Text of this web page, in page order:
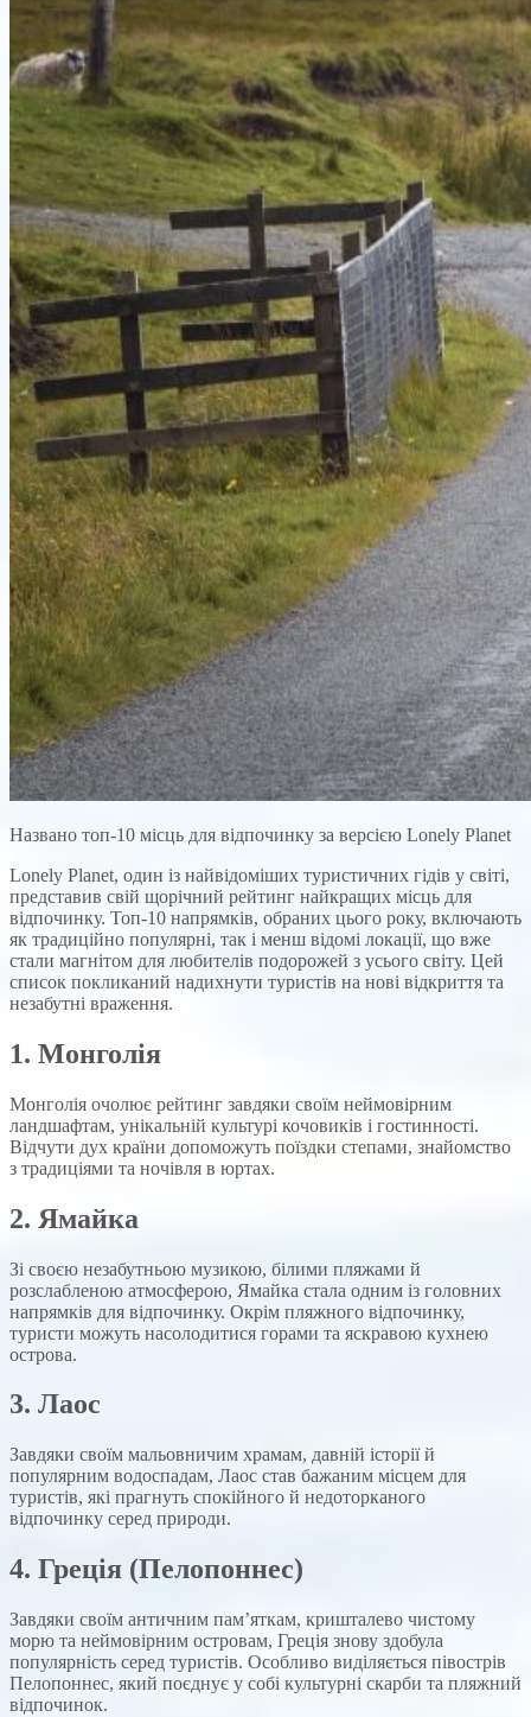
Названо топ-10 місць для відпочинку за версією Lonely Planet
Lonely Planet, один із найвідоміших туристичних гідів у світі,
представив свій щорічний рейтинг найкращих місць для
відпочинку. Топ-10 напрямків, обраних цього року, включають
як традиційно популярні, так і менш відомі локації, що вже
стали магнітом для любителів подорожей з усього світу. Цей
список покликаний надихнути туристів на нові відкриття та
незабутні враження.
1. Монголія
Монголія очолює рейтинг завдяки своїм неймовірним
ландшафтам, унікальній культурі кочовиків і гостинності.
Відчути дух країни допоможуть поїздки степами, знайомство
з традиціями та ночівля в юртах.
2. Ямайка
Зі своєю незабутньою музикою, білими пляжами й
розслабленою атмосферою, Ямайка стала одним із головних
напрямків для відпочинку. Окрім пляжного відпочинку,
туристи можуть насолодитися горами та яскравою кухнею
острова.
3. Лаос
Завдяки своїм мальовничим храмам, давній історії й
популярним водоспадам, Лаос став бажаним місцем для
туристів, які прагнуть спокійного й недоторканого
відпочинку серед природи.
4. Греція (Пелопоннес)
Завдяки своїм античним пам’яткам, кришталево чистому
морю та неймовірним островам, Греція знову здобула
популярність серед туристів. Особливо виділяється півострів
Пелопоннес, який поєднує у собі культурні скарби та пляжний
відпочинок.